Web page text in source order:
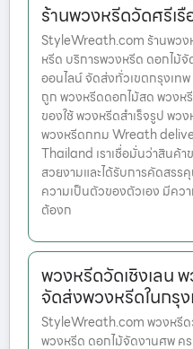
ร้านพวงหรีดวัดศรีเ
StyleWreath.com ร้านพว
หรีด บริการพวงหรีด ดอกไม้
ออนไลน์ จัดส่งทั่วเขตกรุงเท
ถูก พวงหรีดดอกไม้สด พวง
ของใช้ พวงหรีดสำเร็จรูป พ
พวงหรีดกทม Wreath
Thailand เราเชื่อมั่นว่าสินค้
สวยงามและได้รับการคัดสร
ความเป็นตัวของตัวเอง มีคว
ต้องก
พวงหรีดวัดเชิงเลน
จัดส่งพวงหรีดในกรุ
StyleWreath.com พวงหรีด
พวงหรีด ดอกไม้จัดงานศพ ค